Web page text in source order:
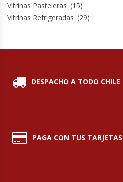
Vitrinas Pasteleras (15)
Vitrinas Refrigeradas (29)
DESPACHO A TODO CHILE
PAGA CON TUS